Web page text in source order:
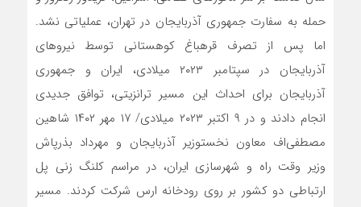
حمله به سفارت جمهوری آذربایجان در تهران، عملیاتی نشد.
اما پس از تصرف قره­باغ کوهستانی توسط نیروهای
آذربایجان در سپتامبر ۲۰۲۳ میلادی، ایران و جمهوری
آذربایجان برای احداث این مسیر ترانزیتی، توافق جدیدی
انجام دادند و در ۹ اکتبر ۲۰۲۳ میلادی/ ۱۷ مهر ۱۴۰۲ شاهین
مصطفی‌اف معاون نخست­وزیر آذربایجان و مهرداد بذرپاش
وزیر وقت راه و شهرسازی ایران، در مراسم کلنگ زنی پل
ارتباطی دو کشور بر روی رودخانه ارس شرکت کردند. مسیر